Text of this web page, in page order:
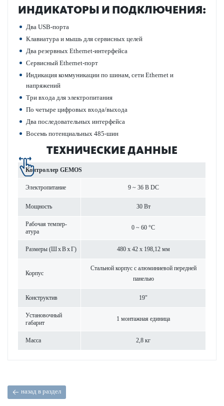
ИНДИ­К­АТОРЫ И ПОД­КЛЮЧЕНИЯ:
Два USB-порта
Клав­иа­тура и мышь для серв­исных целей
Два рез­ервных Ethernet-интерфейса
Серв­исный Ethernet-порт
Индик­ация коммуник­ации по шинам, сети Ethernet и
напряжений
Три входа для электропитания
По четыре цифр­овых входа/выхода
Два пос­л­едо­вательных интерфейса
Восемь потенциальных 485-шин
ТЕХНИЧЕСКИЕ ДАННЫЕ
Контроллер GEMOS
Электропитание 9 ~ 36 В DC
Мощность 30 Вт
Рабочая темпер­
атура
0 ~ 60 °C
Размеры (Ш x В x Г) 480 x 42 x 198,12 мм
Корпус
Стальной корпус с алюминиевой пер­едней
панелью
Конструктив 19"
Установочный
габарит
1 монтажная еди­ница
Масса 2,8 кг
назад в раздел